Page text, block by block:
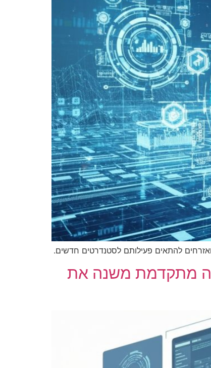
מתקדמת משנה את